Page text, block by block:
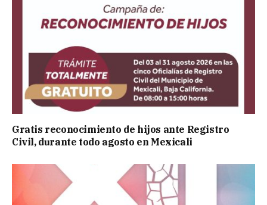
Gratis reconocimiento de hijos ante Registro
Civil, durante todo agosto en Mexicali